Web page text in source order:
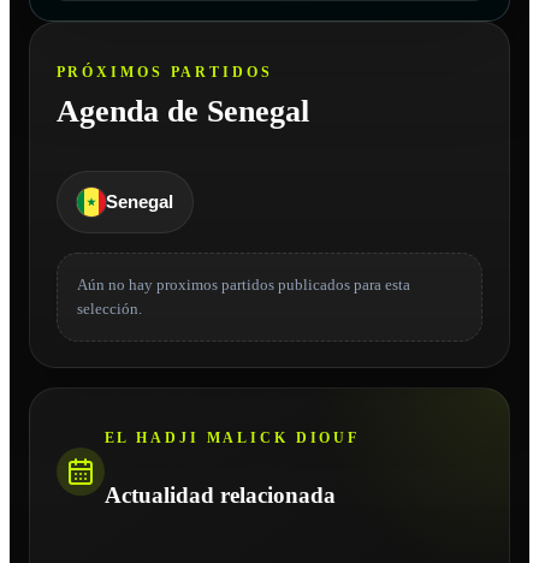
PRÓXIMOS PARTIDOS
Agenda de Senegal
Senegal
Aún no hay proximos partidos publicados para esta
selección.
EL HADJI MALICK DIOUF
Actualidad relacionada